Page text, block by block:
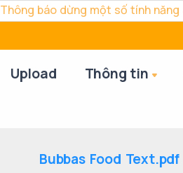
Thông báo dừng một số tính năng
Upload Thông tin
Bubbas Food Text.pdf